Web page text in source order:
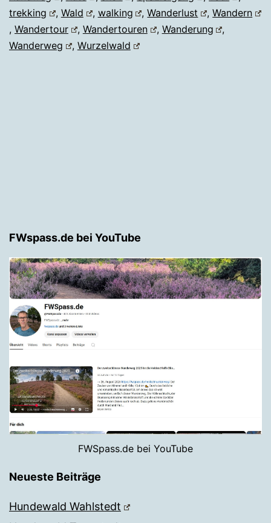
trekking
, Wald , walking ,Wanderlust ,Wandern
, Wandertour , Wandertouren , Wanderung
,
Wanderweg
, Wurzelwald
FWspass.de bei YouTube
FWSpass.de bei YouTube
Neueste Beiträge
Hundewald Wahlstedt